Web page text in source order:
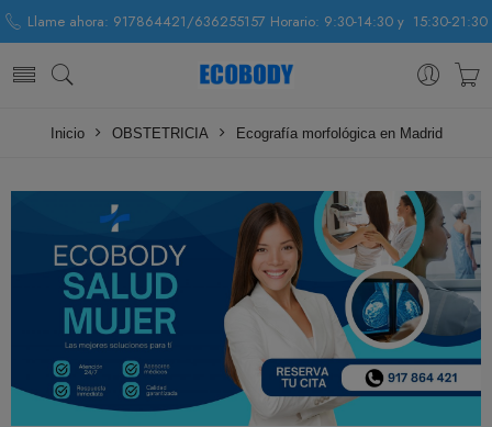
Llame ahora: 917864421/636255157 Horario: 9:30-14:30 y 15:30-21:30
Inicio OBSTETRICIA Ecografía morfológica en Madrid